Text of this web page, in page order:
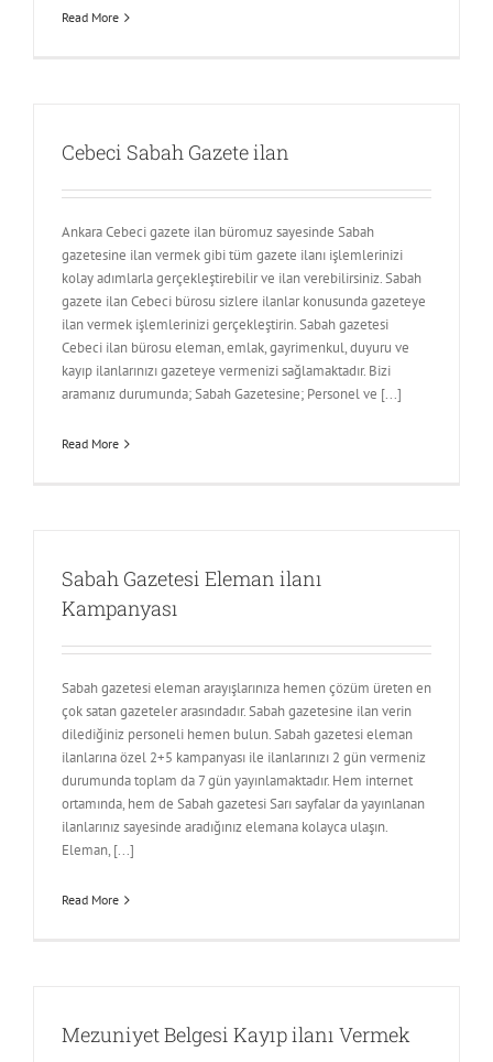
Read More
Cebeci Sabah Gazete ilan
Ankara Cebeci gazete ilan büromuz sayesinde Sabah
gazetesine ilan vermek gibi tüm gazete ilanı işlemlerinizi
kolay adımlarla gerçekleştirebilir ve ilan verebilirsiniz. Sabah
gazete ilan Cebeci bürosu sizlere ilanlar konusunda gazeteye
ilan vermek işlemlerinizi gerçekleştirin. Sabah gazetesi
Cebeci ilan bürosu eleman, emlak, gayrimenkul, duyuru ve
kayıp ilanlarınızı gazeteye vermenizi sağlamaktadır. Bizi
aramanız durumunda; Sabah Gazetesine; Personel ve [...]
Read More
Sabah Gazetesi Eleman ilanı
Kampanyası
Sabah gazetesi eleman arayışlarınıza hemen çözüm üreten en
çok satan gazeteler arasındadır. Sabah gazetesine ilan verin
dilediğiniz personeli hemen bulun. Sabah gazetesi eleman
ilanlarına özel 2+5 kampanyası ile ilanlarınızı 2 gün vermeniz
durumunda toplam da 7 gün yayınlamaktadır. Hem internet
ortamında, hem de Sabah gazetesi Sarı sayfalar da yayınlanan
ilanlarınız sayesinde aradığınız elemana kolayca ulaşın.
Eleman, [...]
Read More
Mezuniyet Belgesi Kayıp ilanı Vermek